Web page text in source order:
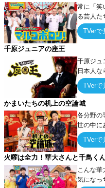
常に「笑
る芸人た
出でて、
TVerで
千原ジュニアの座王
千原ジュ
日本人な
ーム』を
ケ・歌…
タを競い
TVerで
かまいたちの机上の空論城
各分野の
世の中に
みたらこ
論”に若
TVerで
火曜は全力！華大さんと千鳥く
こんな
気になっ